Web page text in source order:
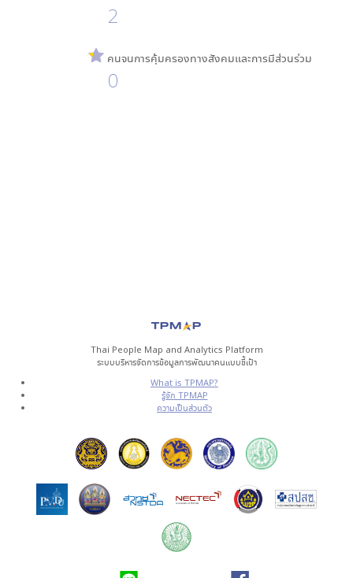
2
คนจนการคุ้มครองทางสังคมและการมีส่วนร่วม
0
Thai People Map and Analytics Platform
ระบบบริหารจัดการข้อมูลการพัฒนาคนแบบชี้เป้า
What is TPMAP?
รู้จัก TPMAP
ความเป็นส่วนตัว